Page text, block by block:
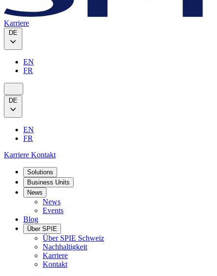
Karriere
DE
EN
FR
DE
EN
FR
Karriere Kontakt
Solutions
Business Units
News
News
Events
Blog
Über SPIE
Über SPIE Schweiz
Nachhaltigkeit
Karriere
Kontakt